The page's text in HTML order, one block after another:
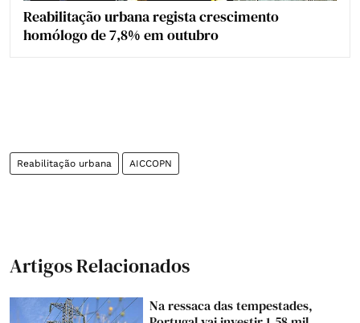
Reabilitação urbana regista crescimento
homólogo de 7,8% em outubro
Reabilitação urbana AICCOPN
Artigos Relacionados
Na ressaca das tempestades,